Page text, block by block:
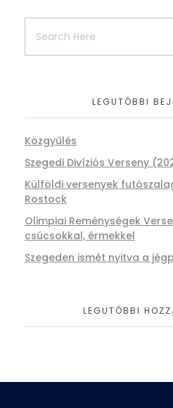
LEGUTÓBBI
Közgyűlés
Szegedi Divíziós Verseny
Külföldi versenyek
Rostock
Olimpiai Reménységek
csúcsokkal, érmekkel
Szegeden ismét nyitva a
LEGUTÓBBI